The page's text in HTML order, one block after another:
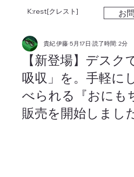
K:rest[クレスト] お
【新登場】デスク
吸収」を。手軽に
べられる『おにも
販売を開始しまし
貴紀 伊藤 5月17日 読了時間: 2分